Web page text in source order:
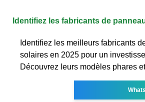
Identifiez les fabricants de
Identifiez les meilleurs fabricants
solaires en 2025 pour un
Découvrez leurs modèles phares